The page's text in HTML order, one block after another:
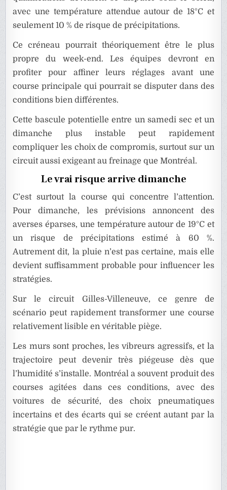
avec une température attendue autour de 18°C et
seulement 10 % de risque de précipitations.
Ce créneau pourrait théoriquement être le plus
propre du week-end. Les équipes devront en
profiter pour affiner leurs réglages avant une
course principale qui pourrait se disputer dans des
conditions bien différentes.
Cette bascule potentielle entre un samedi sec et un
dimanche plus instable peut rapidement
compliquer les choix de compromis, surtout sur un
circuit aussi exigeant au freinage que Montréal.
Le vrai risque arrive dimanche
C’est surtout la course qui concentre l’attention.
Pour dimanche, les prévisions annoncent des
averses éparses, une température autour de 19°C et
un risque de précipitations estimé à 60 %.
Autrement dit, la pluie n’est pas certaine, mais elle
devient suffisamment probable pour influencer les
stratégies.
Sur le circuit Gilles-Villeneuve, ce genre de
scénario peut rapidement transformer une course
relativement lisible en véritable piège.
Les murs sont proches, les vibreurs agressifs, et la
trajectoire peut devenir très piégeuse dès que
l’humidité s’installe. Montréal a souvent produit des
courses agitées dans ces conditions, avec des
voitures de sécurité, des choix pneumatiques
incertains et des écarts qui se créent autant par la
stratégie que par le rythme pur.